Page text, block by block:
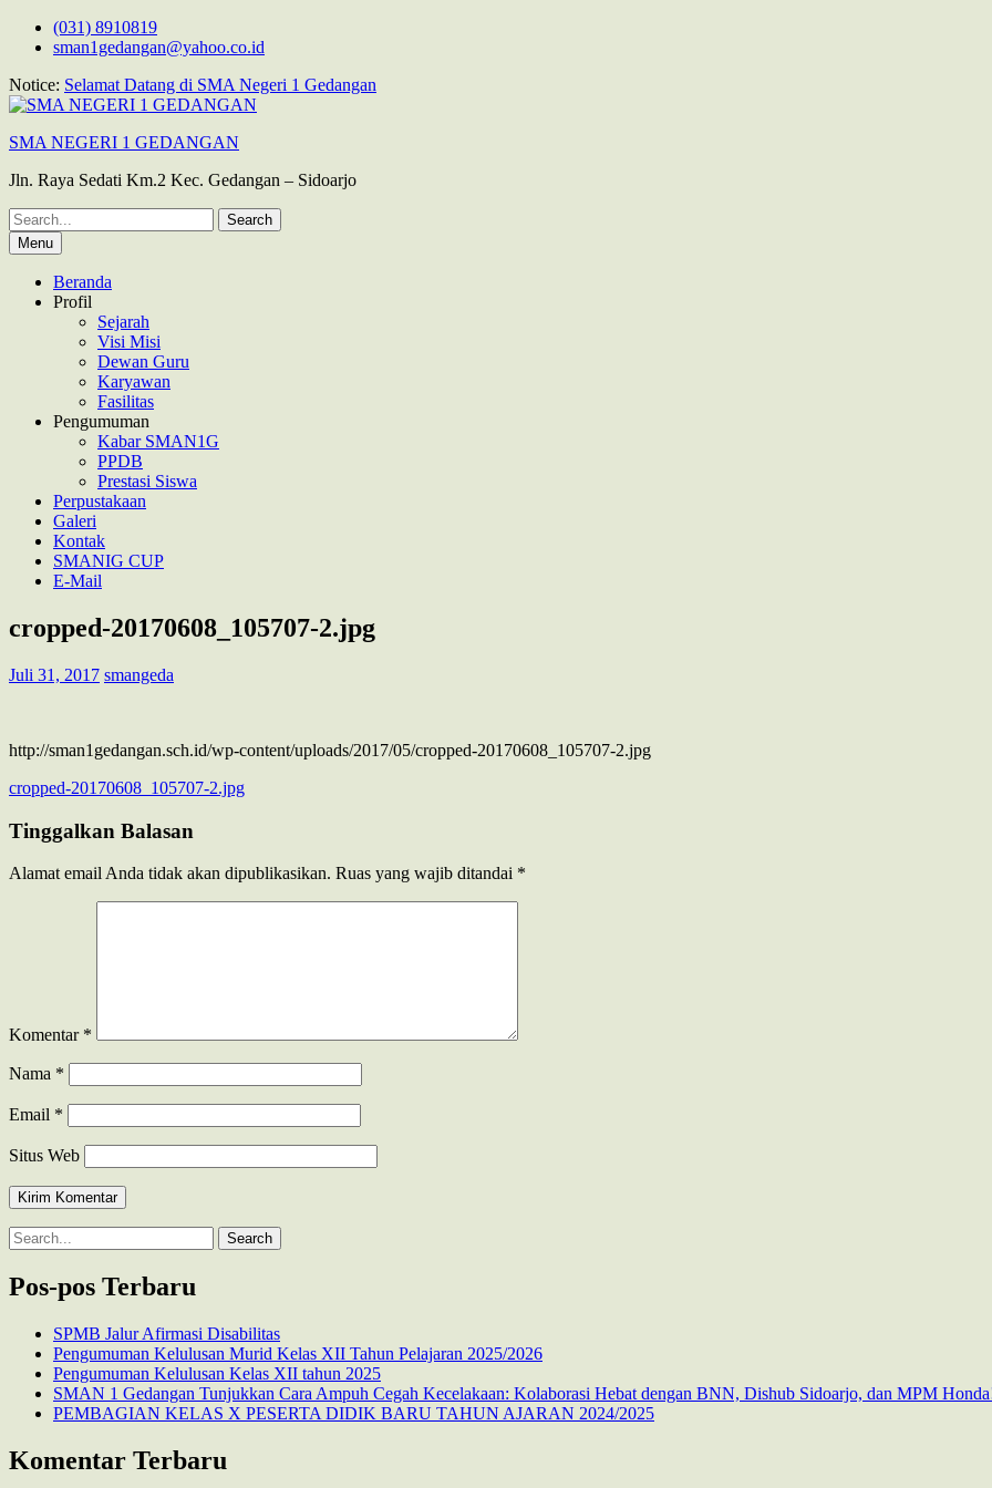
Skip
(031) 8910819
sman1gedangan@yahoo.co.id
Notice: Selamat Datang di SMA Negeri 1 Gedangan
SMA NEGERI 1 GEDANGAN
Jln. Raya Sedati Km.2 Kec. Gedangan – Sidoarjo
Search
for:Menu
Beranda
Profil
Sejarah
Visi Misi
Dewan Guru
Karyawan
Fasilitas
Pengumuman
Kabar SMAN1G
PPDB
Prestasi Siswa
Perpustakaan
Galeri
Kontak
SMANIG CUP
E-Mail
cropped-20170608_105707-2.jpg
Juli 31, 2017 smangeda
http://sman1gedangan.sch.id/wp-content/uploads/2017/05/cropped-20170608_105707-2.jpg
Navigasi
pos
cropped-20170608_105707-2.jpg
Tinggalkan Balasan
Alamat email Anda tidak akan dipublikasikan. Ruas yang wajib ditandai *
Komentar *
Nama *
Email *
Situs Web
Search
for:
Pos-pos Terbaru
SPMB Jalur Afirmasi Disabilitas
Pengumuman Kelulusan Murid Kelas XII Tahun Pelajaran 2025/2026
Pengumuman Kelulusan Kelas XII tahun 2025
SMAN 1 Gedangan Tunjukkan Cara Ampuh Cegah Kecelakaan: Kolaborasi Hebat dengan BNN, Dishub Sidoarjo, dan MPM
PEMBAGIAN KELAS X PESERTA DIDIK BARU TAHUN AJARAN 2024/2025
Komentar Terbaru